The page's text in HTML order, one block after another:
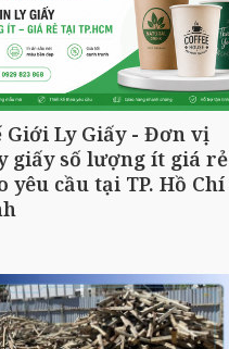
Giới Ly Giấy - Đơn vị
giấy số lượng ít giá rẻ
yêu cầu tại TP. Hồ Chí